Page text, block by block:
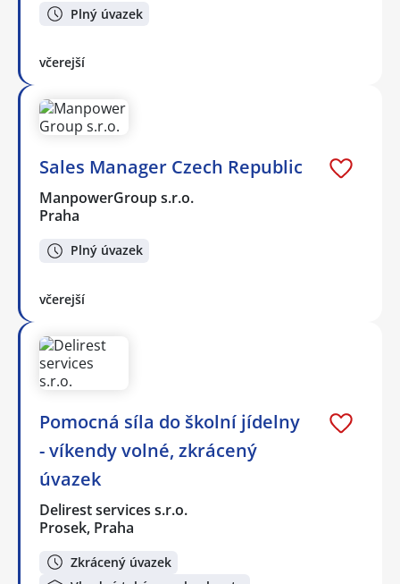
Plný úvazek
včerejší
Sales Manager Czech Republic
ManpowerGroup s.r.o.
Praha
Plný úvazek
včerejší
Pomocná síla do školní jídelny
- víkendy volné, zkrácený
úvazek
Delirest services s.r.o.
Prosek, Praha
Zkrácený úvazek